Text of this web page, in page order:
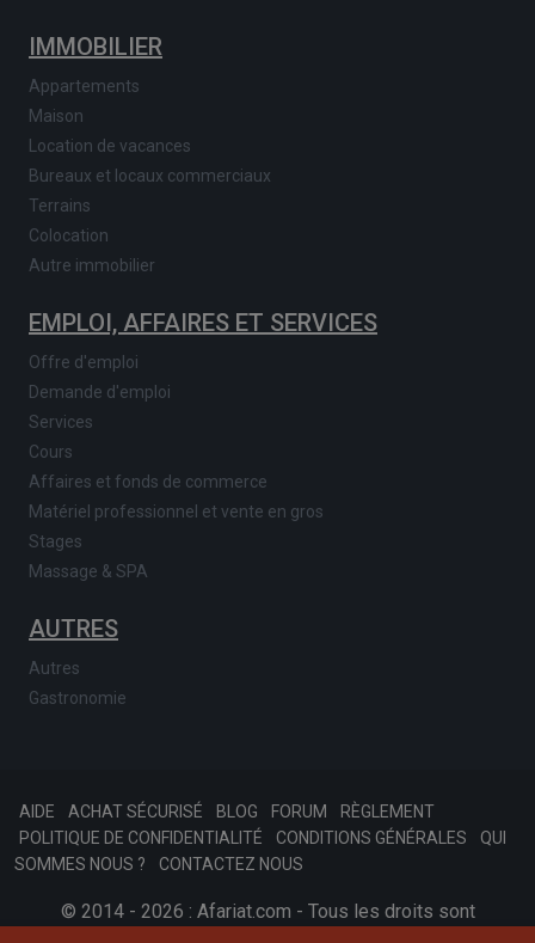
IMMOBILIER
Appartements
Maison
Location de vacances
Bureaux et locaux commerciaux
Terrains
Colocation
Autre immobilier
EMPLOI, AFFAIRES ET SERVICES
Offre d'emploi
Demande d'emploi
Services
Cours
Affaires et fonds de commerce
Matériel professionnel et vente en gros
Stages
Massage & SPA
AUTRES
Autres
Gastronomie
AIDE ACHAT SÉCURISÉ BLOG FORUM
RÈGLEMENT
POLITIQUE DE CONFIDENTIALITÉ
CONDITIONS GÉNÉRALES
QUI
SOMMES NOUS ?
CONTACTEZ NOUS
© 2014 - 2026 : Afariat.com - Tous les droits sont